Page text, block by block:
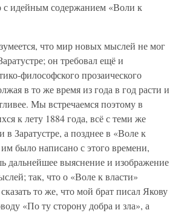
с идейным содержанием «Воли к
что мир новых мыслей не мог
он требовал ещё и
философского прозаического
в то же время из года в год расти и
Мы встречаемся поэтому в
к лету 1884 года, всё с теми же
в Заратустре, а позднее в «Воле к
было написано с этого времени,
дальнейшее выяснение и изображение
так, что о «Воле к власти»
то же, что мой брат писал Якову
«По ту сторону добра и зла», а